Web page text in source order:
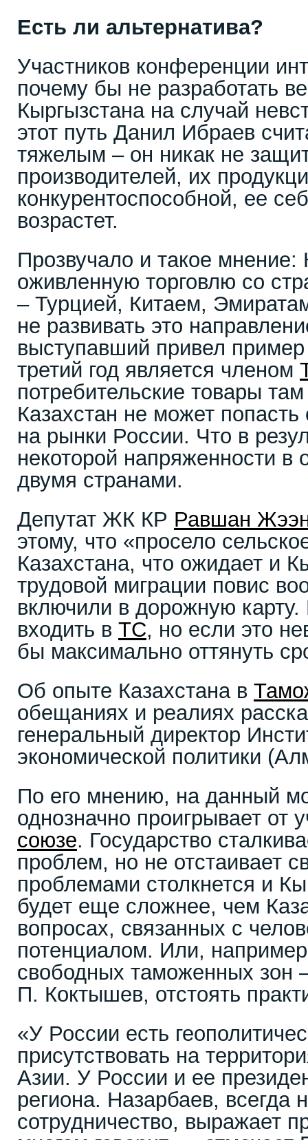
Есть ли альтернатива?
Участников конференции
почему бы не разработать
Кыргызстана на случай
этот путь Данил Ибраев
тяжелым – он никак не
производителей, их
конкурентоспособной, ее
возрастет.
Прозвучало и такое мнение:
оживленную торговлю со
– Турцией, Китаем,
не развивать это
выступавший привел
третий год является членом
потребительские товары
Казахстан не может
на рынки России. Что в
некоторой напряженности
двумя странами.
Депутат ЖК КР Равшан
этому, что «просело
Казахстана, что ожидает и
трудовой миграции повис
включили в дорожную
входить в ТС, но если это
бы максимально оттянуть
Об опыте Казахстана в
обещаниях и реалиях
генеральный директор
экономической политики
По его мнению, на данный
однозначно проигрывает от
союзе. Государство
проблем, но не отстаивает
проблемами столкнется и
будет еще сложнее, чем
вопросах, связанных с
потенциалом. Или,
свободных таможенных зон
П. Коктышев, отстоять
«У России есть
присутствовать на
Азии. У России и ее
региона. Назарбаев, всегда
сотрудничество, выражает